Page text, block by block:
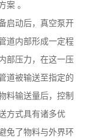
案 。
启动后，真空泵开
道内部形成一定程
部压力，在这一压
道被输送至指定的
料输送量后，控制
方式具有诸多优
免了物料与外界环